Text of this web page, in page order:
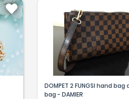
DOMPET 2 FUNGSI hand
bag - DAMIER